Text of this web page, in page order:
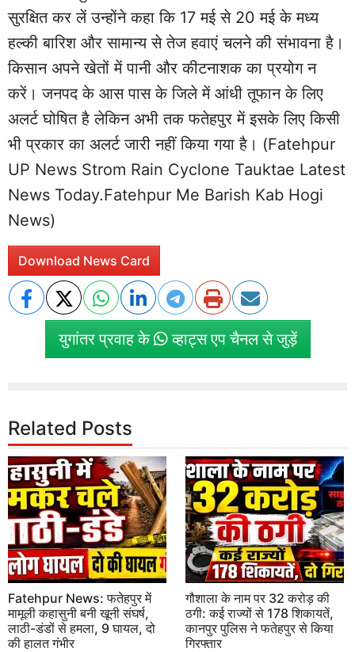
सुरक्षित कर लें उन्होंने कहा कि 17 मई से 20 मई के मध्य
हल्की बारिश और सामान्य से तेज हवाएं चलने की संभावना है।
किसान अपने खेतों में पानी और कीटनाशक का प्रयोग न
करें। जनपद के आस पास के जिले में आंधी तूफान के लिए
अलर्ट घोषित है लेकिन अभी तक फतेहपुर में इसके लिए किसी
भी प्रकार का अलर्ट जारी नहीं किया गया है। (Fatehpur
UP News Strom Rain Cyclone Tauktae Latest
News Today.Fatehpur Me Barish Kab Hogi
News)
Download News Card
युगांतर प्रवाह के व्हाट्स एप चैनल से जुड़ें
Related Posts
Fatehpur News: फतेहपुर में
मामूली कहासुनी बनी खूनी संघर्ष,
लाठी-डंडों से हमला, 9 घायल, दो
की हालत गंभीर
गौशाला के नाम पर 32 करोड़ की
ठगी: कई राज्यों से 178 शिकायतें,
कानपुर पुलिस ने फतेहपुर से किया
गिरफ्तार